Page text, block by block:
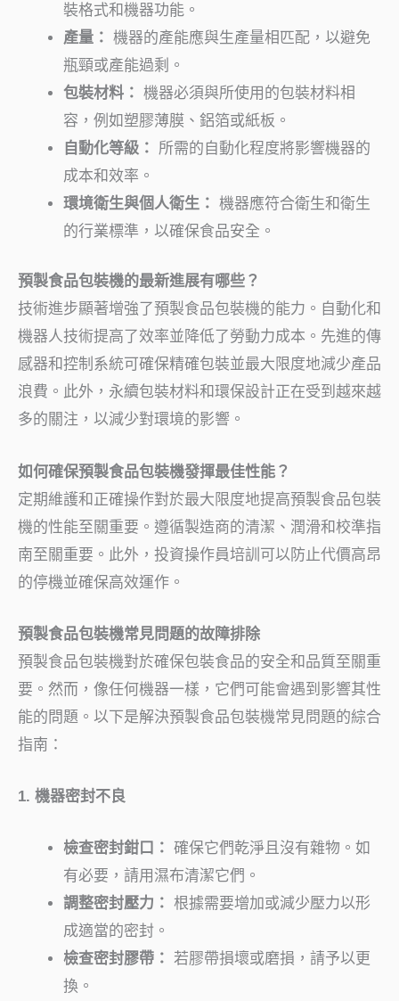
裝格式和機器功能。
產量： 機器的產能應與生產量相匹配，以避免
瓶頸或產能過剩。
包裝材料： 機器必須與所使用的包裝材料相
容，例如塑膠薄膜、鋁箔或紙板。
自動化等級：
所需的自動化程度將影響機器的
成本和效率。
環境衛生與個人衛生： 機器應符合衛生和衛生
的行業標準，以確保食品安全。
預製食品包裝機的最新進展有哪些？
技術進步顯著增強了預製食品包裝機的能力。自動化和
機器人技術提高了效率並降低了勞動力成本。先進的傳
感器和控制系統可確保精確包裝並最大限度地減少產品
浪費。此外，永續包裝材料和環保設計正在受到越來越
多的關注，以減少對環境的影響。
如何確保預製食品包裝機發揮最佳性能？
定期維護和正確操作對於最大限度地提高預製食品包裝
機的性能至關重要。遵循製造商的清潔、潤滑和校準指
南至關重要。此外，投資操作員培訓可以防止代價高昂
的停機並確保高效運作。
預製食品包裝機常見問題的故障排除
預製食品包裝機對於確保包裝食品的安全和品質至關重
要。然而，像任何機器一樣，它們可能會遇到影響其性
能的問題。以下是解決預製食品包裝機常見問題的綜合
指南：
1. 機器密封不良
檢查密封鉗口： 確保它們乾淨且沒有雜物。如
有必要，請用濕布清潔它們。
調整密封壓力：
根據需要增加或減少壓力以形
成適當的密封。
檢查密封膠帶：
若膠帶損壞或磨損，請予以更
換。